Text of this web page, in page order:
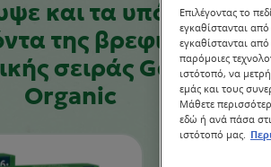
και τα υπόλοιπα
της βρεφικής
σειράς Gerber
Organic
Επιλέγοντας το
εγκαθίστανται
εγκαθίστανται
παρόμοιες
ιστότοπό, να
εμάς και τους
Μάθετε
εδώ ή ανά πάσα
ιστότοπό μας.